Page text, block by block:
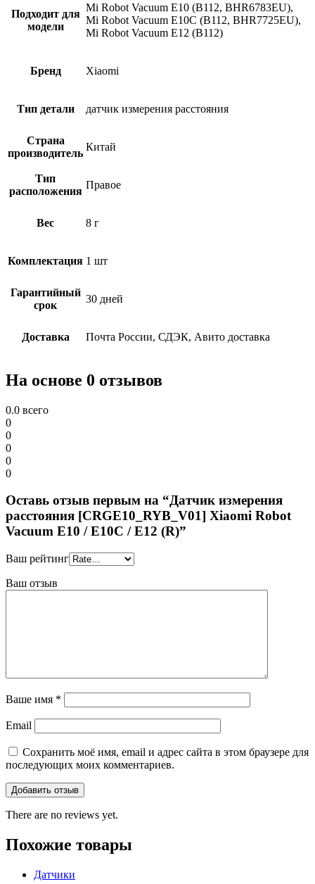
Подходит для
модели
Mi Robot Vacuum E10 (B112, ВНR6783ЕU),
Mi Robot Vacuum E10C (B112, BHR7725EU),
Mi Robot Vacuum E12 (B112)
Бренд Xiaomi
Тип детали датчик измерения расстояния
Страна
производитель
Китай
Тип
расположения
Правое
Вес 8 г
Комплектация 1 шт
Гарантийный
срок
30 дней
Доставка Почта России, СДЭК, Авито доставка
На основе 0 отзывов
0.0 всего
0
0
0
0
0
Оставь отзыв первым на “Датчик измерения
расстояния [CRGE10_RYB_V01] Xiaomi Robot
Vacuum E10 / E10C / E12 (R)”
Ваш рейтинг
Ваш отзыв
Ваше имя *
Email
Сохранить моё имя, email и адрес сайта в этом браузере для
последующих моих комментариев.
There are no reviews yet.
Похожие товары
Датчики